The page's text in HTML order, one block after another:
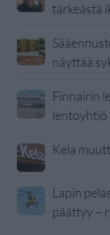
tärkeästä
näyttää
Finnairin
lentoyhtiö
Kela
Lapin
päättyy –